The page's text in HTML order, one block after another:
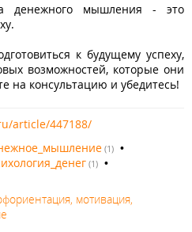
денежного мышления - это
к будущему успеху,
возможностей, которые они
на консультацию и убедитесь!
article/447188/
(1) •
(1) •
мотивация,